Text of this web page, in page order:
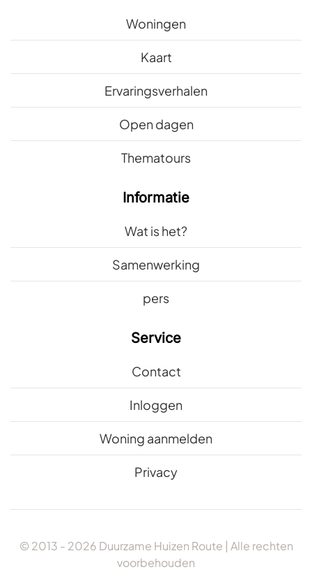
Woningen
Kaart
Ervaringsverhalen
Open dagen
Thematours
Informatie
Wat is het?
Samenwerking
pers
Service
Contact
Inloggen
Woning aanmelden
Privacy
© 2013 - 2026 Duurzame Huizen Route | Alle rechten
voorbehouden